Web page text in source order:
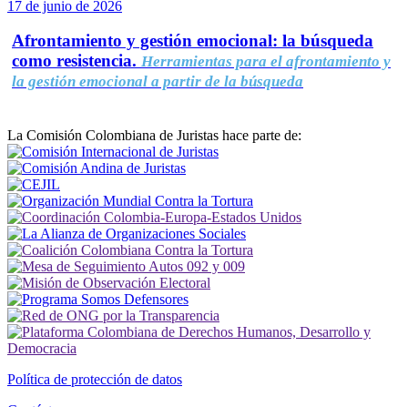
17 de junio de 2026
Afrontamiento y gestión emocional: la búsqueda
como resistencia. Herramientas para el afrontamiento y
la gestión emocional a partir de la búsqueda
La Comisión Colombiana de Juristas hace parte de:
Política de protección de datos